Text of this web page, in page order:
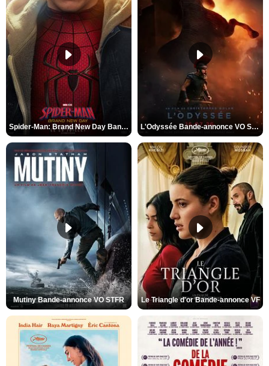
Spider-Man: Brand New Day Bande-annonce VO STFR L'Odyssée Bande-annonce VO STFR
Mutiny Bande-annonce VO STFR Le Triangle d'or Bande-annonce VF